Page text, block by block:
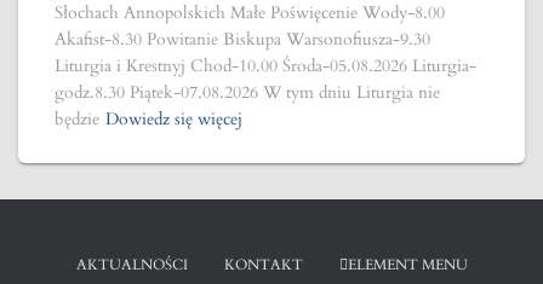
Słochach Annopolskich Małe Poświęcenie Wody-8.00
Akafist-8.30 Powitanie Biskupa Warsonofiusza-9.30
Liturgia i Krestnyj Chod-10.00 Środa-05.08.2026 Liturgia-
godz.8.30 Piątek-07.08.2026 W tym dniu Liturgia nie
będzie Dowiedz się więcej
AKTUALNOŚCI KONTAKT ELEMENT MENU